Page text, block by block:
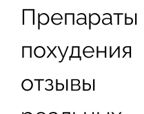
Препараты
похудения
отзывы